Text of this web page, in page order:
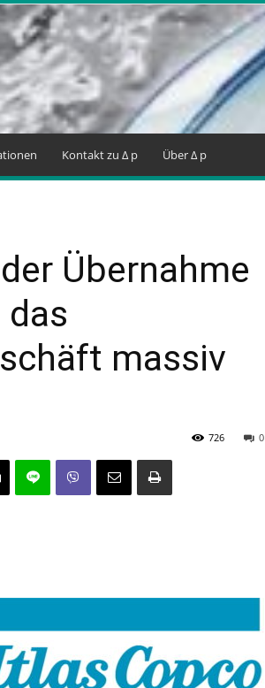
Kontakt zu Δ p Über Δ p
Übernahme
das
massiv
0
726